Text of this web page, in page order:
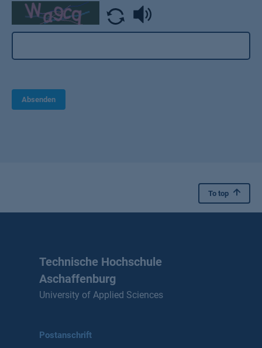
Absenden
To top
Technische Hochschule
Aschaffenburg
University of Applied Sciences
Postanschrift